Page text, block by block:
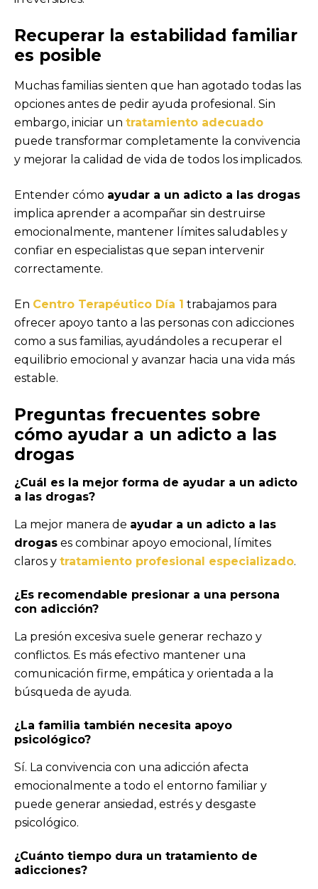
Recuperar la estabilidad familiar
es posible
Muchas familias sienten que han agotado todas las
opciones antes de pedir ayuda profesional. Sin
embargo, iniciar un tratamiento adecuado
puede transformar completamente la convivencia
y mejorar la calidad de vida de todos los implicados.
Entender cómo ayudar a un adicto a las drogas
implica aprender a acompañar sin destruirse
emocionalmente, mantener límites saludables y
confiar en especialistas que sepan intervenir
correctamente.
En Centro Terapéutico Día 1 trabajamos para
ofrecer apoyo tanto a las personas con adicciones
como a sus familias, ayudándoles a recuperar el
equilibrio emocional y avanzar hacia una vida más
estable.
Preguntas frecuentes sobre
cómo ayudar a un adicto a las
drogas
¿Cuál es la mejor forma de ayudar a un adicto
a las drogas?
La mejor manera de ayudar a un adicto a las
drogas es combinar apoyo emocional, límites
claros y tratamiento profesional especializado.
¿Es recomendable presionar a una persona
con adicción?
La presión excesiva suele generar rechazo y
conflictos. Es más efectivo mantener una
comunicación firme, empática y orientada a la
búsqueda de ayuda.
¿La familia también necesita apoyo
psicológico?
Sí. La convivencia con una adicción afecta
emocionalmente a todo el entorno familiar y
puede generar ansiedad, estrés y desgaste
psicológico.
¿Cuánto tiempo dura un tratamiento de
adicciones?